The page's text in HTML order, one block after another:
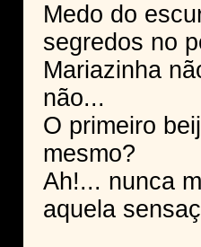
Medo do
segredos no
Mariazinha
não...
O primeiro
mesmo?
Ah!... nunca
aquela